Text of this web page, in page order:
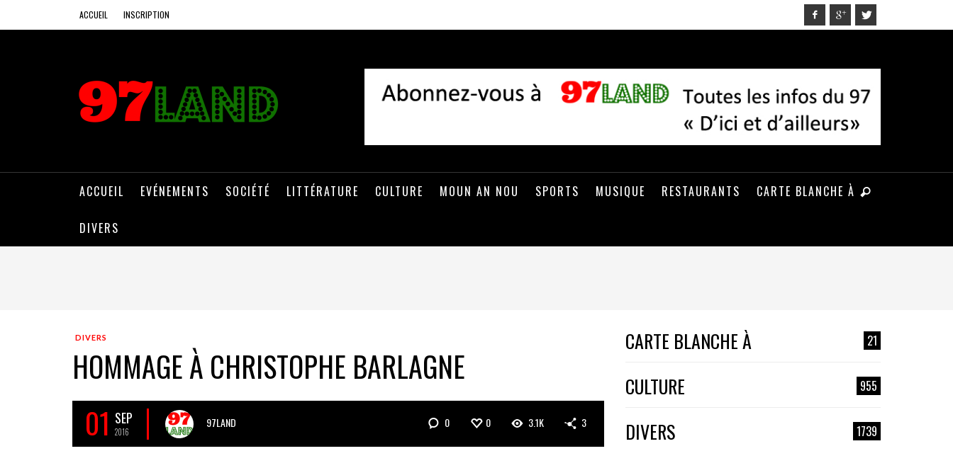
ACCUEIL INSCRIPTION
ACCUEIL EVÉNEMENTS SOCIÉTÉ LITTÉRATURE CULTURE MOUN AN NOU SPORTS MUSIQUE RESTAURANTS CARTE BLANCHE À
DIVERS
DIVERS
HOMMAGE À CHRISTOPHE BARLAGNE
01 SEP
2016
97LAND 0 0 3.1K 3
CARTE BLANCHE À 21
CULTURE 955
DIVERS 1739